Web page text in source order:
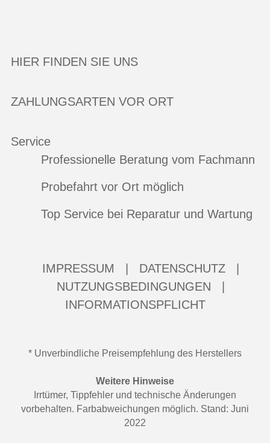
HIER FINDEN SIE UNS
ZAHLUNGSARTEN VOR ORT
Service
Professionelle Beratung vom Fachmann
Probefahrt vor Ort möglich
Top Service bei Reparatur und Wartung
IMPRESSUM DATENSCHUTZ
NUTZUNGSBEDINGUNGEN
INFORMATIONSPFLICHT
* Unverbindliche Preisempfehlung des Herstellers
Weitere Hinweise
Irrtümer, Tippfehler und technische Änderungen
vorbehalten. Farbabweichungen möglich. Stand: Juni
2022